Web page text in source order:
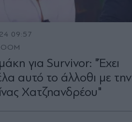
09:57
για Survivor: "Έχει
αυτό το άλλοθι με την
Χατζηανδρέου"